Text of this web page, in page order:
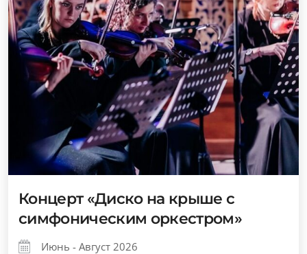
Концерт «Диско на крыше с
симфоническим оркестром»
Июнь - Август 2026